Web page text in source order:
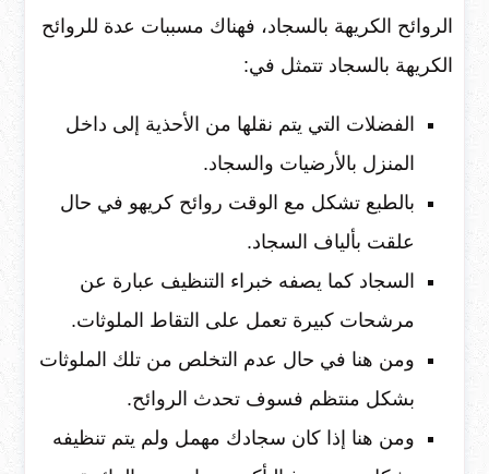
الروائح الكريهة بالسجاد، فهناك مسببات عدة للروائح
الكريهة بالسجاد تتمثل في:
الفضلات التي يتم نقلها من الأحذية إلى داخل
المنزل بالأرضيات والسجاد.
بالطبع تشكل مع الوقت روائح كريهو في حال
علقت بألياف السجاد.
السجاد كما يصفه خبراء التنظيف عبارة عن
مرشحات كبيرة تعمل على التقاط الملوثات.
ومن هنا في حال عدم التخلص من تلك الملوثات
بشكل منتظم فسوف تحدث الروائح.
ومن هنا إذا كان سجادك مهمل ولم يتم تنظيفه